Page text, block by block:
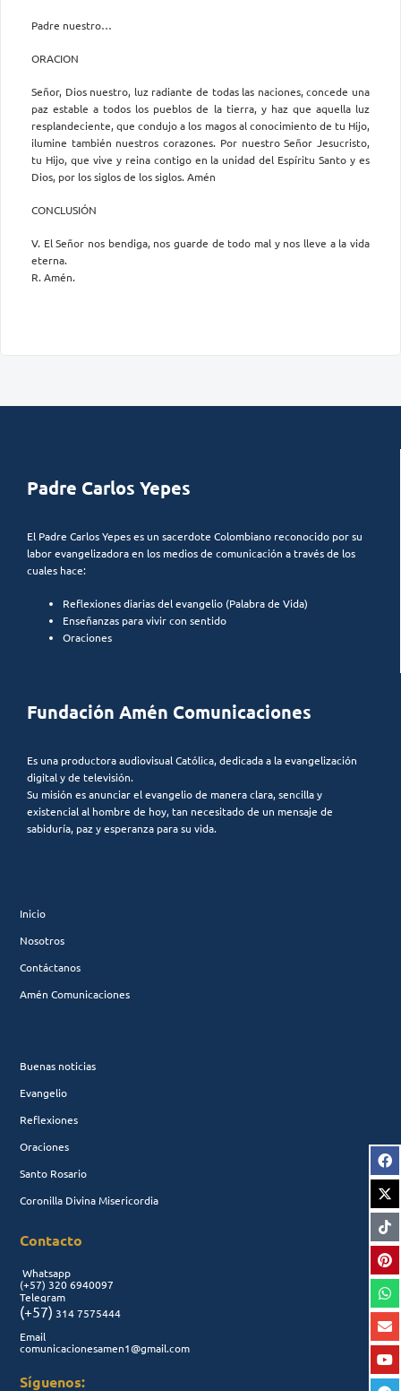
Padre nuestro…
ORACION
Señor, Dios nuestro, luz radiante de todas las naciones, concede una
paz estable a todos los pueblos de la tierra, y haz que aquella luz
resplandeciente, que condujo a los magos al conocimiento de tu Hijo,
ilumine también nuestros corazones. Por nuestro Señor Jesucristo,
tu Hijo, que vive y reina contigo en la unidad del Espíritu Santo y es
Dios, por los siglos de los siglos. Amén
CONCLUSIÓN
V. El Señor nos bendiga, nos guarde de todo mal y nos lleve a la vida
eterna.
R. Amén.
Padre Carlos Yepes
El Padre Carlos Yepes es un sacerdote Colombiano reconocido por su
labor evangelizadora en los medios de comunicación a través de los
cuales hace:
Reflexiones diarias del evangelio (Palabra de Vida)
Enseñanzas para vivir con sentido
Oraciones
Fundación Amén Comunicaciones
Es una productora audiovisual Católica, dedicada a la evangelización
digital y de televisión.
Su misión es anunciar el evangelio de manera clara, sencilla y
existencial al hombre de hoy, tan necesitado de un mensaje de
sabiduría, paz y esperanza para su vida.
Inicio
Nosotros
Contáctanos
Amén Comunicaciones
Buenas noticias
Evangelio
Reflexiones
Oraciones
Santo Rosario
Coronilla Divina Misericordia
Contacto
Whatsapp
(+57) 320 6940097
Telegram
(+57) 314 7575444
Email
comunicacionesamen1@gmail.com
Síguenos: